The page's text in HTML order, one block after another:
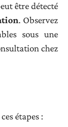
être détecté
. Observez
sous une
chez
étapes :